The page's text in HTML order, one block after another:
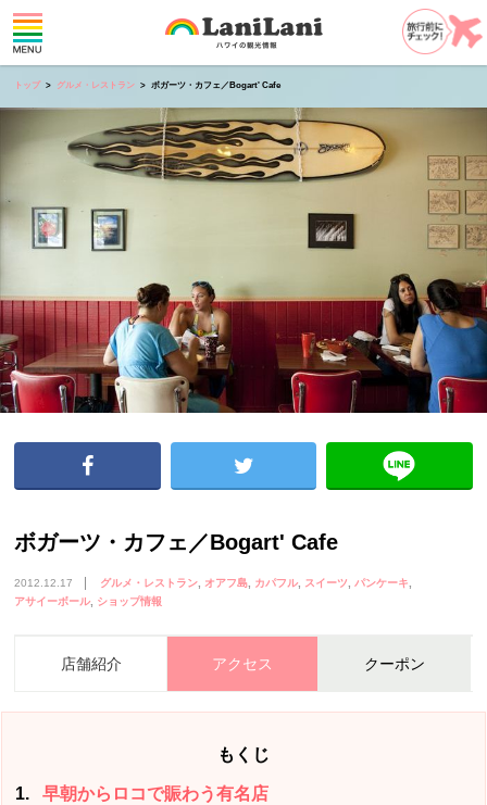
トップ グルメ・レストラン ボガーツ・カフェ／Bogart' Cafe
ボガーツ・カフェ／Bogart' Cafe
2012.12.17 グルメ・レストラン オアフ島 カパフル スイーツ
パンケーキ
アサイーボール ショップ情報
店舗紹介 アクセス クーポン
もくじ
1 早朝からロコで賑わう有名店